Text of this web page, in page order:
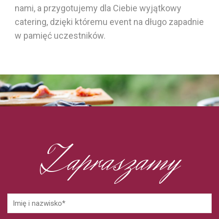
nami, a przygotujemy dla Ciebie wyjątkowy
catering, dzięki któremu event na długo zapadnie
w pamięć uczestników.
Zapraszamy